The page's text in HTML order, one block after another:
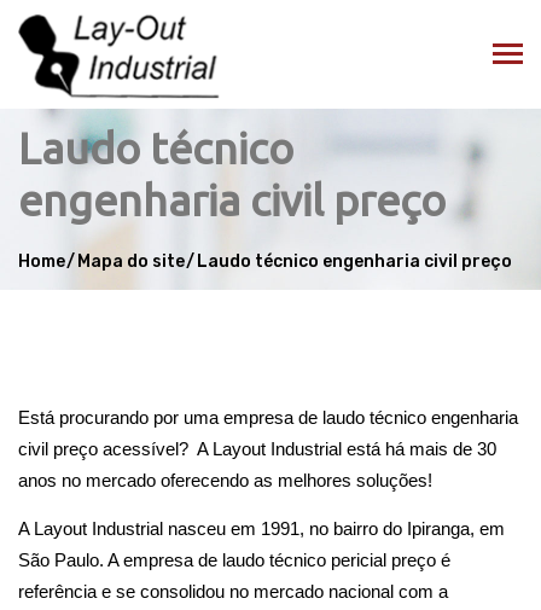
Laudo técnico
engenharia civil preço
Home Mapa do site Laudo técnico engenharia civil preço
Está procurando por uma empresa de laudo técnico engenharia
civil preço acessível?  A Layout Industrial está há mais de 30
anos no mercado oferecendo as melhores soluções!
A Layout Industrial nasceu em 1991, no bairro do Ipiranga, em
São Paulo. A empresa de laudo técnico pericial preço é
referência e se consolidou no mercado nacional com a